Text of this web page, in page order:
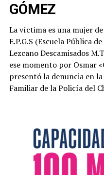
GÓMEZ
La víctima es una mujer
E.P.G.S (Escuela Pública
Lezcano Descamisados
ese momento por Osmar
presentó la denuncia en
Familiar de la Policía del